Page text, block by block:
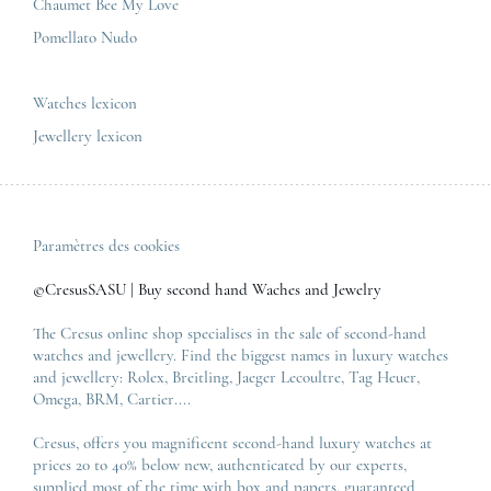
All the luxury models
Chaumet Bee My Love
Pomellato Nudo
Watches lexicon
Jewellery lexicon
Paramètres des cookies
©CresusSASU | Buy second hand Waches and Jewelry
The Cresus online shop specialises in the sale of second-hand
watches and jewellery. Find the biggest names in luxury watches
and jewellery: Rolex, Breitling, Jaeger Lecoultre, Tag Heuer,
Omega, BRM, Cartier....
Cresus, offers you magnificent second-hand luxury watches at
prices 20 to 40% below new, authenticated by our experts,
supplied most of the time with box and papers, guaranteed